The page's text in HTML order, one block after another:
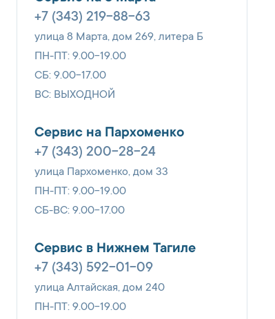
+7 (343) 219-88-63
улица 8 Марта, дом 269, литера Б
ПН-ПТ: 9.00-19.00
СБ: 9.00-17.00
ВС: ВЫХОДНОЙ
Сервис на Пархоменко
+7 (343) 200-28-24
улица Пархоменко, дом 33
ПН-ПТ: 9.00-19.00
СБ-ВС: 9.00-17.00
Сервис в Нижнем Тагиле
+7 (343) 592-01-09
улица Алтайская, дом 240
ПН-ПТ: 9.00-19.00